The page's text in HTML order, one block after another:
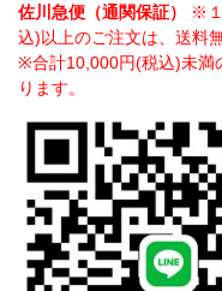
佐川急便（通関保証）
※
込)以上のご注文は、送料
※合計10,000円(税込)未満
ります。